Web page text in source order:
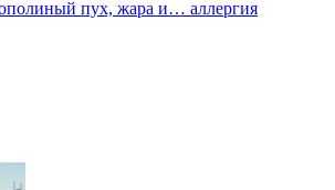
пух, жара и… аллергия